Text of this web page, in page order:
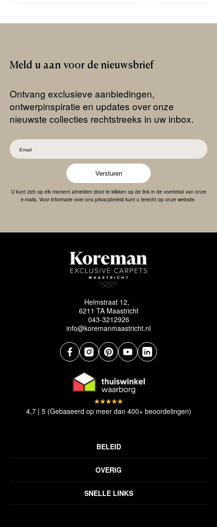
Meld u aan voor de nieuwsbrief
Ontvang exclusieve aanbiedingen,
ontwerpinspiratie en updates over onze
nieuwste collecties rechtstreeks in uw inbox.
Versturen
U kunt zich op elk moment afmelden door te klikken op de link in de voettekst van onze
e-mails. Voor informatie over ons privacybeleid kunt u terecht op onze website.
Helmstraat 12,
6211 TA Maastricht
043-3212926
info@koremanmaastricht.nl
SNELLE LINKS
OVERIG
BELEID
Verzendbeleid
4,7 | 5 (Gebaseerd op meer dan 400+ beoordelingen)